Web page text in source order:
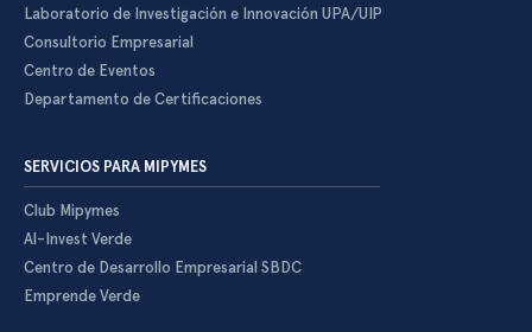
Laboratorio de Investigación e Innovación UPA/UIP
Consultorio Empresarial
Centro de Eventos
Departamento de Certificaciones
SERVICIOS PARA MIPYMES
Club Mipymes
Al-Invest Verde
Centro de Desarrollo Empresarial SBDC
Emprende Verde